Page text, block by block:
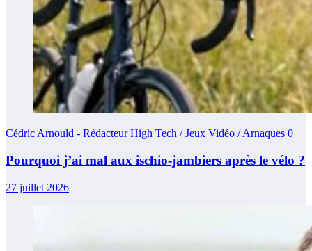
Cédric Arnould - Rédacteur High Tech / Jeux Vidéo / Arnaques 0
Pourquoi j’ai mal aux ischio-jambiers après le vélo ?
27 juillet 2026